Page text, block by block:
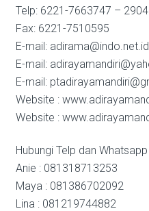
Telp: 6221-7663747 –
Fax: 6221-7510595
E-mail: adirama@indo.net.id
E-mail:
E-mail:
Website :
Website :
Hubungi Telp dan
Anie : 081318713253
Maya : 081386702092
Lina : 081219744882